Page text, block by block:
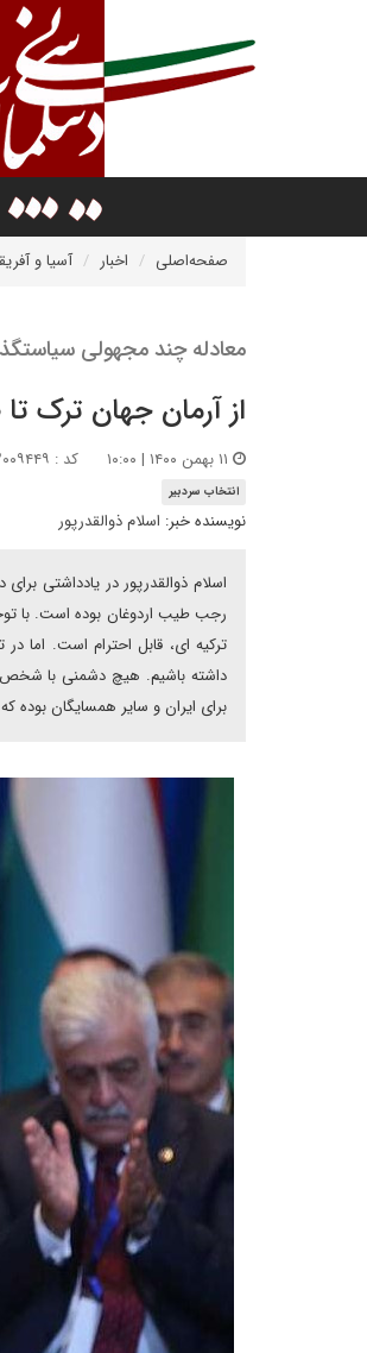
صفحه‌اصلی اخبار آسیا و
معادله چند مجهولی
از آرمان جهان ترک
کد : ۲۰۰۹۴۴۹
انتخاب سردبیر
نویسنده خبر: اسلام ذوالقدرپور
اسلام ذوالقدرپور در یادداشتی
رجب طیب اردوغان بوده است. با
ترکیه ای، قابل احترام است. اما
داشته باشیم. هیچ دشمنی با شخص
برای ایران و سایر همسایگان